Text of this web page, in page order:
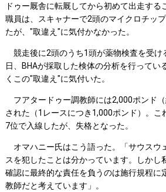
ドゥー厩舎に転厩してから初めて出走する
職員は、スキャナーで2頭のマイクロチッ
たが、"取違え"に気付かなかった。
競走後に2頭のうち1頭が薬物検査を受け
日、BHAが採取した検体の分析を行ってい
くこの"取違え"に気付いた。
フアタードゥー調教師には2,000ポンド
された（1レースにつき1,000ポンド）。こ
7位で入線したが、失格となった。
オマハニー氏はこう語った。「サウスウ
スを犯したことは分かっています。しかし
確認に最終的な責任を負うのは施行規程に
教師だと考えています」。